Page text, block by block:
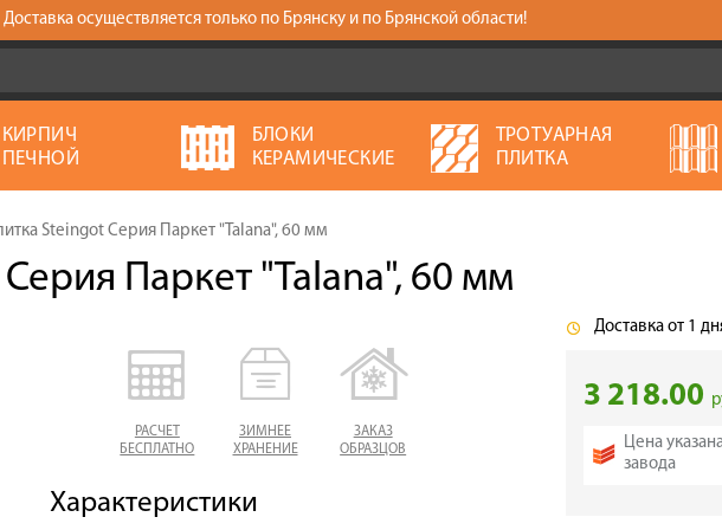
Доставка осуществляется только по Брянску и по Брянской области!
КИРПИЧ
ПЕЧНОЙ
БЛОКИ
КЕРАМИЧЕСКИЕ
ТРОТУАРНАЯ
ПЛИТКА
Steingot Серия Паркет "Talana", 60 мм
Паркет "Talana", 60 мм
РАСЧЕТ
БЕСПЛАТНО
ЗИМНЕЕ
ХРАНЕНИЕ
ЗАКАЗ
ОБРАЗЦОВ
Характеристики
Доставка от 1
3 218.00
Цена
завода